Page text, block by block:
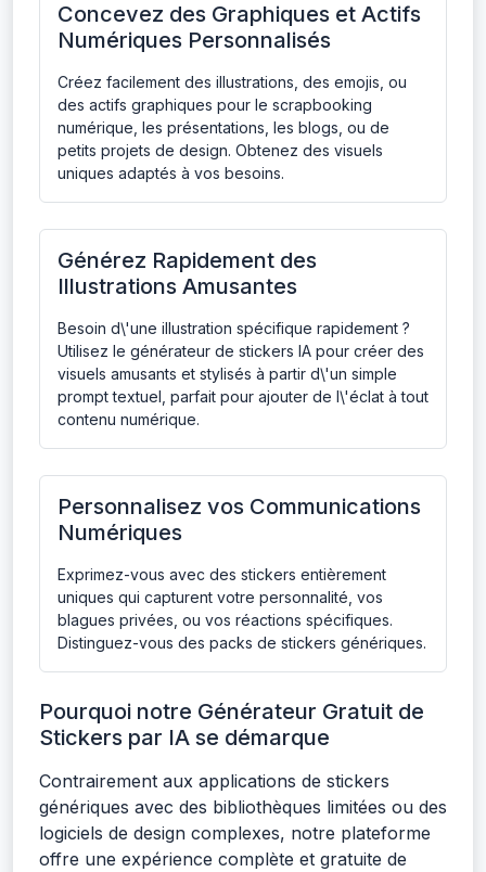
Concevez des Graphiques et Actifs
Numériques Personnalisés
Créez facilement des illustrations, des emojis, ou
des actifs graphiques pour le scrapbooking
numérique, les présentations, les blogs, ou de
petits projets de design. Obtenez des visuels
uniques adaptés à vos besoins.
Générez Rapidement des
Illustrations Amusantes
Besoin d\'une illustration spécifique rapidement ?
Utilisez le générateur de stickers IA pour créer des
visuels amusants et stylisés à partir d\'un simple
prompt textuel, parfait pour ajouter de l\'éclat à tout
contenu numérique.
Personnalisez vos Communications
Numériques
Exprimez-vous avec des stickers entièrement
uniques qui capturent votre personnalité, vos
blagues privées, ou vos réactions spécifiques.
Distinguez-vous des packs de stickers génériques.
Pourquoi notre Générateur Gratuit de
Stickers par IA se démarque
Contrairement aux applications de stickers
génériques avec des bibliothèques limitées ou des
logiciels de design complexes, notre plateforme
offre une expérience complète et gratuite de